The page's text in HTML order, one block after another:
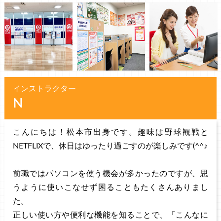
インストラクター
N
こんにちは！松本市出身です。趣味は野球観戦と
NETFLIXで、休日はゆったり過ごすのが楽しみです(^^♪
前職ではパソコンを使う機会が多かったのですが、思
うように使いこなせず困ることもたくさんありまし
た。
正しい使い方や便利な機能を知ることで、「こんなに